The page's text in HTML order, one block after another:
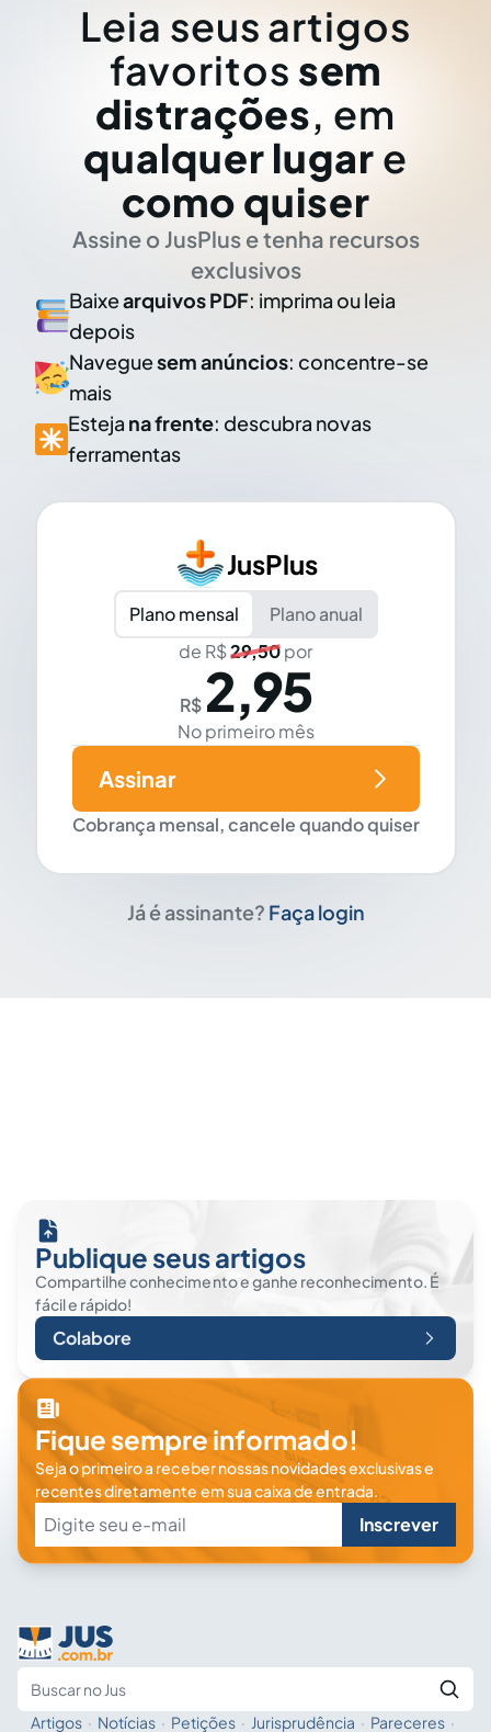
Leia seus artigos
favoritos sem
distrações, em
qualquer lugar e
como quiser
Assine o JusPlus e tenha recursos
exclusivos
Baixearquivos PDF: imprima ou leia
depois
Naveguesem anúncios: concentre-se
mais
Esteja na frente: descubra novas
ferramentas
JusPlus
Plano mensal
Plano anual
de R$29,50por
R$ 2,95
No primeiro mês
Cobrança mensal, cancele quando quiser
Assinar
Já é assinante? Faça login
Publique seus artigos
Compartilhe conhecimento e ganhe reconhecimento. É
fácil e rápido!
Colabore
Fique sempre informado!
Seja o primeiro a receber nossas novidades exclusivas e
recentes diretamente em sua caixa de entrada.
Inscrever
Artigos · Notícias · Petições · Jurisprudência · Pareceres ·